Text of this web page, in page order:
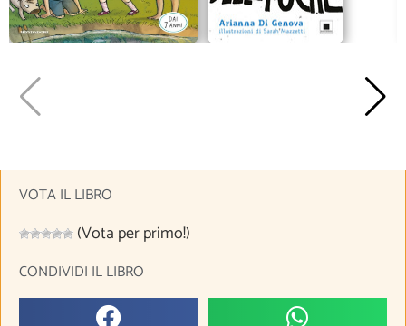
VOTA IL LIBRO
(Vota per primo!)
CONDIVIDI IL LIBRO